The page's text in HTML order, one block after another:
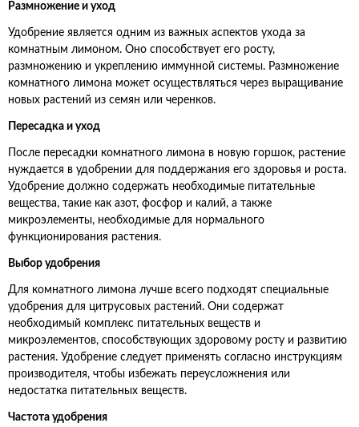
Размножение и уход
Удобрение является одним из важных аспектов ухода за
комнатным лимоном. Оно способствует его росту,
размножению и укреплению иммунной системы. Размножение
комнатного лимона может осуществляться через выращивание
новых растений из семян или черенков.
Пересадка и уход
После пересадки комнатного лимона в новую горшок, растение
нуждается в удобрении для поддержания его здоровья и роста.
Удобрение должно содержать необходимые питательные
вещества, такие как азот, фосфор и калий, а также
микроэлементы, необходимые для нормального
функционирования растения.
Выбор удобрения
Для комнатного лимона лучше всего подходят специальные
удобрения для цитрусовых растений. Они содержат
необходимый комплекс питательных веществ и
микроэлементов, способствующих здоровому росту и развитию
растения. Удобрение следует применять согласно инструкциям
производителя, чтобы избежать переусложнения или
недостатка питательных веществ.
Частота удобрения